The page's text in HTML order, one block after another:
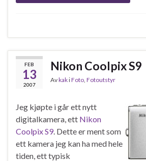
FEB
13
2007
Nikon Coolpix S9
AvkakiFoto Fotoutstyr
Jeg kjøpte i går ett nytt
digitalkamera, ett Nikon
Coolpix S9 . Dette er ment som
ett kamera jeg kan ha med hele
tiden, ett typisk